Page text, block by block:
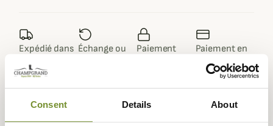
Consent Details About
Expédié dans
la journée
Échange ou
Paiement
Paiement en
3 fois dès 100
euros